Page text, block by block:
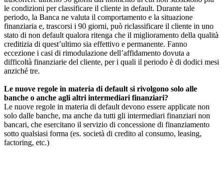
le condizioni per classificare il cliente in default. Durante tale
periodo, la Banca ne valuta il comportamento e la situazione
finanziaria e, trascorsi i 90 giorni, può riclassificare il cliente in uno
stato di non default qualora ritenga che il miglioramento della qualità
creditizia di quest’ultimo sia effettivo e permanente. Fanno
eccezione i casi di rimodulazione dell’affidamento dovuta a
difficoltà finanziarie del cliente, per i quali il periodo è di dodici mesi
anziché tre.
Le nuove regole in materia di default si rivolgono solo alle
banche o anche agli altri intermediari finanziari?
Le nuove regole in materia di default devono essere applicate non
solo dalle banche, ma anche da tutti gli intermediari finanziari non
bancari, che esercitano il servizio di concessione di finanziamento
sotto qualsiasi forma (es. società di credito al consumo, leasing,
factoring, etc.)